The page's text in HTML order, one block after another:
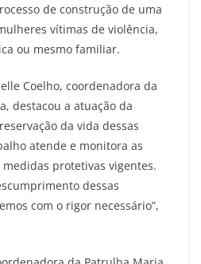
de construção de uma
vítimas de violência,
ou mesmo familiar.
Coelho, coordenadora da
destacou a atuação da
da vida dessas
atende e monitora as
protetivas vigentes.
dessas
com o rigor necessário”,